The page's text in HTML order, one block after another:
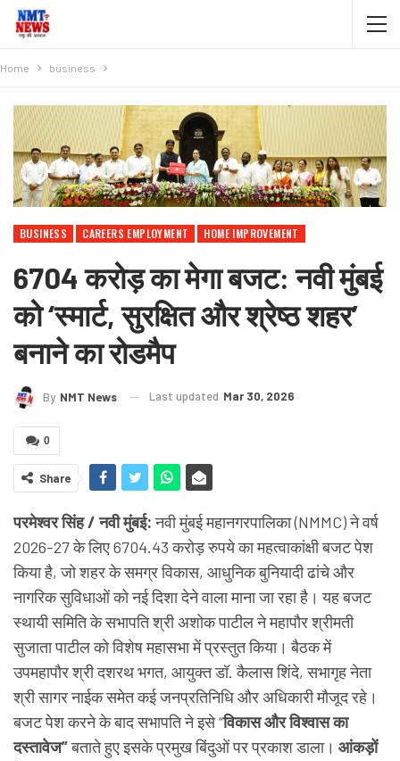
Home business
BUSINESS CAREERS EMPLOYMENT HOME IMPROVEMENT
6704 करोड़ का मेगा बजट: नवी मुंबई
को ‘स्मार्ट, सुरक्षित और श्रेष्ठ शहर’
बनाने का रोडमैप
By NMT News Last updated Mar 30, 2026
0
Share
परमेश्वर सिंह / नवी मुंबई:नवी मुंबई महानगरपालिका (NMMC) ने वर्ष
2026-27 के लिए 6704.43 करोड़ रुपये का महत्वाकांक्षी बजट पेश
किया है, जो शहर के समग्र विकास, आधुनिक बुनियादी ढांचे और
नागरिक सुविधाओं को नई दिशा देने वाला माना जा रहा है। यह बजट
स्थायी समिति के सभापति श्री अशोक पाटील ने महापौर श्रीमती
सुजाता पाटील को विशेष महासभा में प्रस्तुत किया। बैठक में
उपमहापौर श्री दशरथ भगत, आयुक्त डॉ. कैलास शिंदे, सभागृह नेता
श्री सागर नाईक समेत कई जनप्रतिनिधि और अधिकारी मौजूद रहे।
बजट पेश करने के बाद सभापति ने इसे “विकास और विश्वास का
दस्तावेज”बताते हुए इसके प्रमुख बिंदुओं पर प्रकाश डाला। आंकड़ों